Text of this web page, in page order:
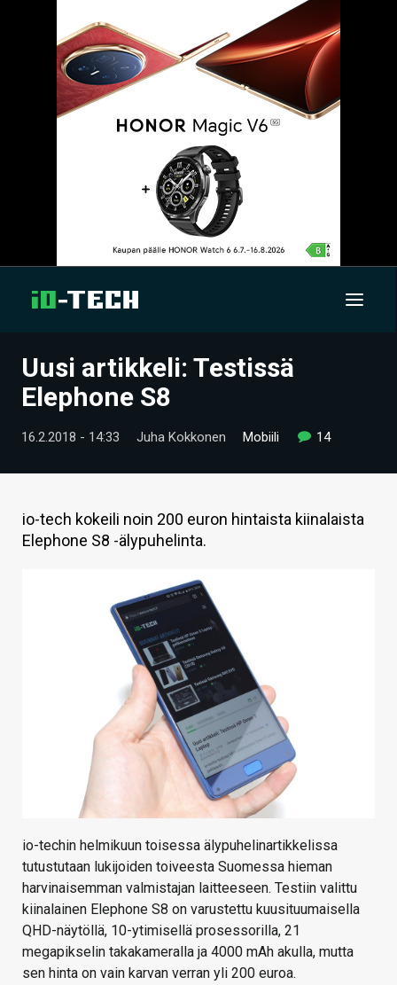
UUTISET
TIETOA
Uusi artikkeli: Testissä
Elephone S8
16.2.2018 - 14:33 Juha Kokkonen Mobiili 14
io-tech kokeili noin 200 euron hintaista kiinalaista
Elephone S8 -älypuhelinta.
io-techin helmikuun toisessa älypuhelinartikkelissa
tutustutaan lukijoiden toiveesta Suomessa hieman
harvinaisemman valmistajan laitteeseen. Testiin valittu
kiinalainen Elephone S8 on varustettu kuusituumaisella
QHD-näytöllä, 10-ytimisellä prosessorilla, 21
megapikselin takakameralla ja 4000 mAh akulla, mutta
sen hinta on vain karvan verran yli 200 euroa.